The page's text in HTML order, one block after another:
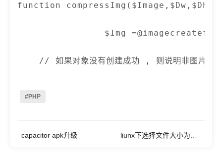
function
$Img
// 如果对象没有创建成功 , 则说明非图片
#PHP
capacitor apk升级 liunx下选择文件大小为0的文件（find)